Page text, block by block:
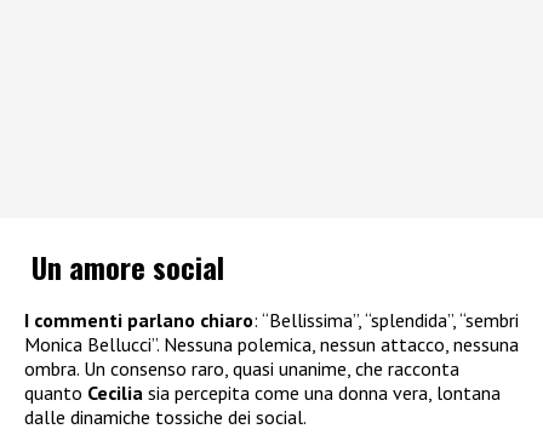
Un amore social
I commenti parlano chiaro: “Bellissima”, “splendida”, “sembri
Monica Bellucci”. Nessuna polemica, nessun attacco, nessuna
ombra. Un consenso raro, quasi unanime, che racconta
quanto Cecilia sia percepita come una donna vera, lontana
dalle dinamiche tossiche dei social.